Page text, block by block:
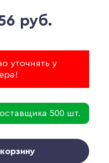
руб.
уточнять у
500 шт.